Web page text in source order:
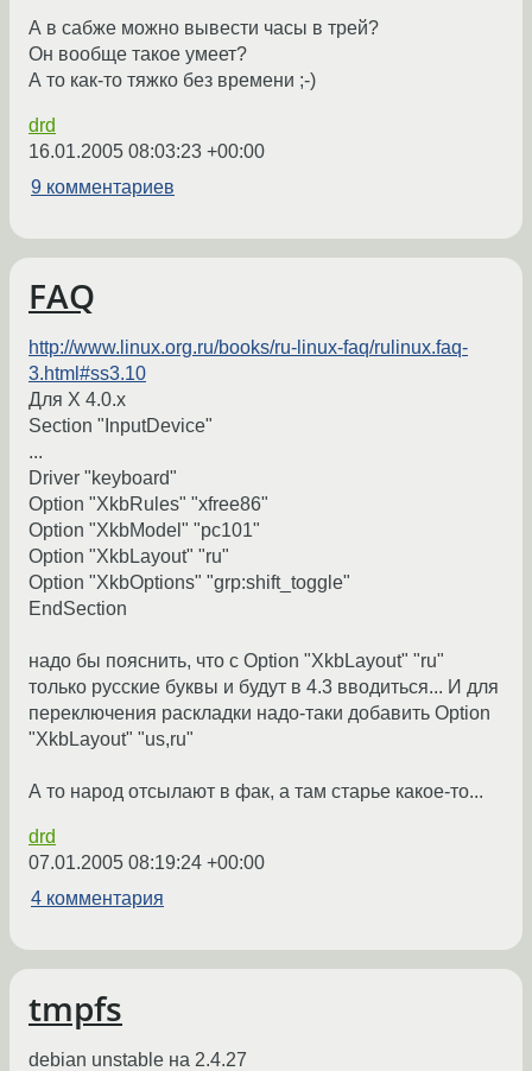
А в сабже можно вывести часы в трей?
Он вообще такое умеет?
А то как-то тяжко без времени ;-)
drd
16.01.2005 08:03:23 +00:00
9 комментариев
FAQ
http://www.linux.org.ru/books/ru-linux-faq/rulinux.faq-
3.html#ss3.10
Для X 4.0.x
Section "InputDevice"
...
Driver "keyboard"
Option "XkbRules" "xfree86"
Option "XkbModel" "pc101"
Option "XkbLayout" "ru"
Option "XkbOptions" "grp:shift_toggle"
EndSection
надо бы пояснить, что с Option "XkbLayout" "ru"
только русские буквы и будут в 4.3 вводиться... И для
переключения раскладки надо-таки добавить Option
"XkbLayout" "us,ru"
А то народ отсылают в фак, а там старье какое-то...
drd
07.01.2005 08:19:24 +00:00
4 комментария
tmpfs
debian unstable на 2.4.27